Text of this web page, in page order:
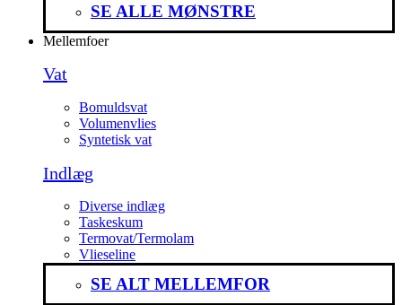
SE ALLE MØNSTRE
Mellemfoer
Vat
Bomuldsvat
Volumenvlies
Syntetisk vat
Indlæg
Diverse indlæg
Taskeskum
Termovat/Termolam
Vlieseline
SE ALT MELLEMFOR